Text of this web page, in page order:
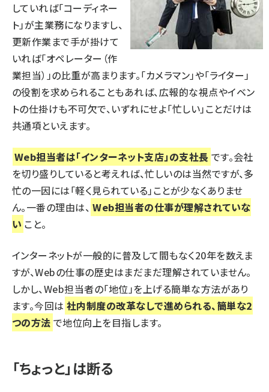
していれば「コーディネー
ト」が主業務になりますし、
更新作業まで手が掛けて
いれば「オペレーター（作
業担当）」の比重が高まります。「カメラマン」や「ライター」
の役割を求められることもあれば、広報的な視点やイベン
トの仕掛けも不可欠で、いずれにせよ「忙しい」ことだけは
共通項といえます。
Web担当者は「インターネット支店」の支社長 です。会社
を切り盛りしていると考えれば、忙しいのは当然ですが、多
忙の一因には「軽く見られている」ことが少なくありませ
ん。一番の理由は、 Web担当者の仕事が理解されていな
い こと。
インターネットが一般的に普及して間もなく20年を数えま
すが、Webの仕事の歴史はまだまだ理解されていません。
しかし、Web担当者の「地位」を上げる簡単な方法があり
ます。今回は 社内制度の改革なしで進められる、簡単な2
つの方法 で地位向上を目指します。
「ちょっと」は断る